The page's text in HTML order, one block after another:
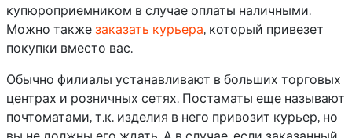
купюроприемником в случае оплаты наличными.
Можно также заказать курьера, который привезет
покупки вместо вас.
Обычно филиалы устанавливают в больших торговых
центрах и розничных сетях. Постаматы еще называют
почтоматами, т.к. изделия в него привозит курьер, но